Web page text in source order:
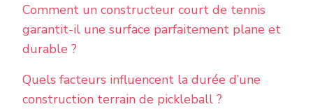
Comment un constructeur court de tennis
garantit-il une surface parfaitement plane et
durable ?
Quels facteurs influencent la durée d’une
construction terrain de pickleball ?